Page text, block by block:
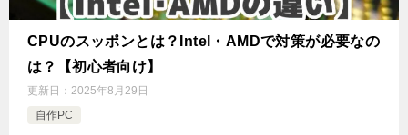
CPUのスッポンとは？Intel・AMDで対策が必要なの
は？【初心者向け】
更新日： 2025年8月29日
自作PC